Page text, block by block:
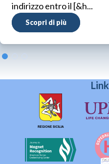
indirizzo entro il [&h...
Scopri di più